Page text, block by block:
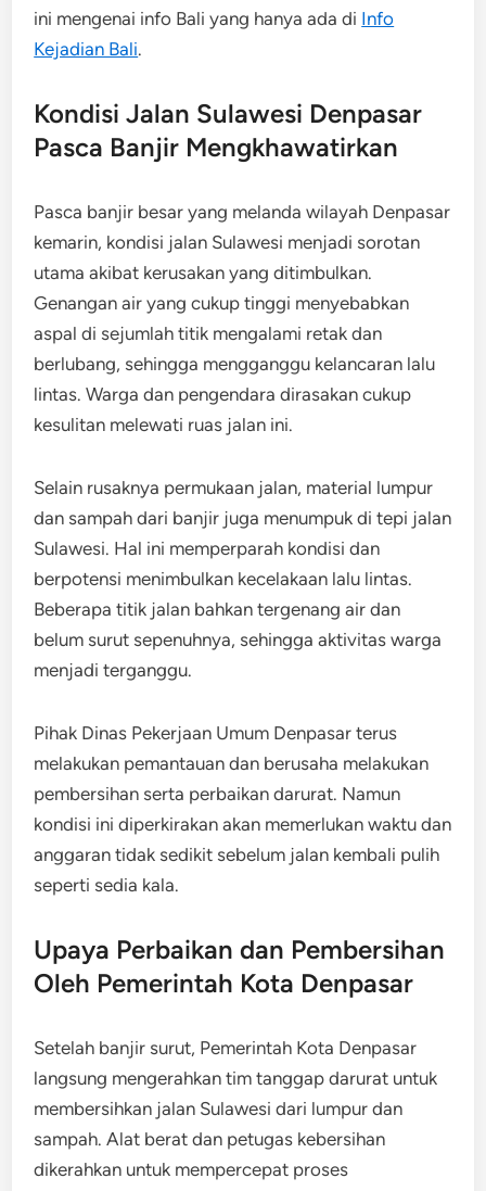
ini mengenai info Bali yang hanya ada di Info
Kejadian Bali.
Kondisi Jalan Sulawesi Denpasar
Pasca Banjir Mengkhawatirkan
Pasca banjir besar yang melanda wilayah Denpasar
kemarin, kondisi jalan Sulawesi menjadi sorotan
utama akibat kerusakan yang ditimbulkan.
Genangan air yang cukup tinggi menyebabkan
aspal di sejumlah titik mengalami retak dan
berlubang, sehingga mengganggu kelancaran lalu
lintas. Warga dan pengendara dirasakan cukup
kesulitan melewati ruas jalan ini.
Selain rusaknya permukaan jalan, material lumpur
dan sampah dari banjir juga menumpuk di tepi jalan
Sulawesi. Hal ini memperparah kondisi dan
berpotensi menimbulkan kecelakaan lalu lintas.
Beberapa titik jalan bahkan tergenang air dan
belum surut sepenuhnya, sehingga aktivitas warga
menjadi terganggu.
Pihak Dinas Pekerjaan Umum Denpasar terus
melakukan pemantauan dan berusaha melakukan
pembersihan serta perbaikan darurat. Namun
kondisi ini diperkirakan akan memerlukan waktu dan
anggaran tidak sedikit sebelum jalan kembali pulih
seperti sedia kala.
Upaya Perbaikan dan Pembersihan
Oleh Pemerintah Kota Denpasar
Setelah banjir surut, Pemerintah Kota Denpasar
langsung mengerahkan tim tanggap darurat untuk
membersihkan jalan Sulawesi dari lumpur dan
sampah. Alat berat dan petugas kebersihan
dikerahkan untuk mempercepat proses